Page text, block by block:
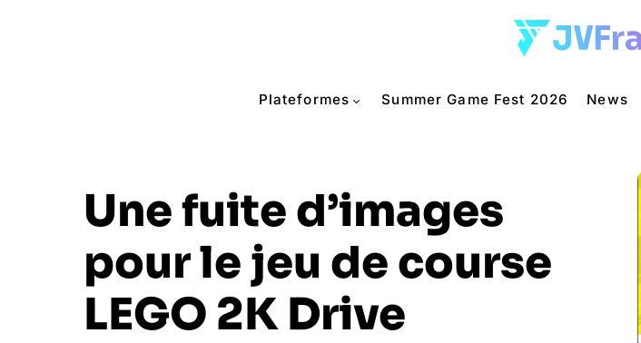
Plateformes Summer Game Fest 2026 News
Une fuite d’images
pour le jeu de course
LEGO 2K Drive